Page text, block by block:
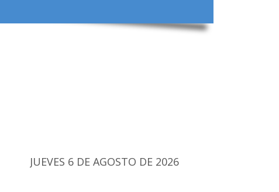
JUEVES 6 DE AGOSTO DE 2026